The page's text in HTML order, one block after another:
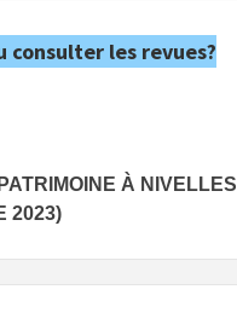
consulter les revues?
À NIVELLES
2023)